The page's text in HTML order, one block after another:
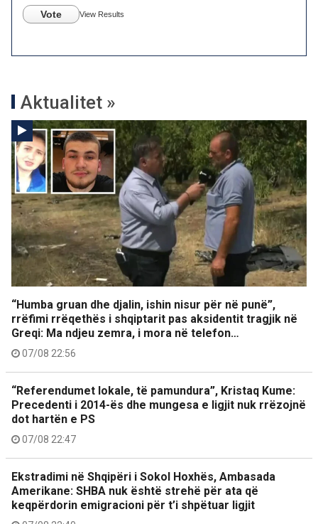
Vote View Results
Aktualitet »
“Humba gruan dhe djalin, ishin nisur për në punë”,
rrëfimi rrëqethës i shqiptarit pas aksidentit tragjik në
Greqi: Ma ndjeu zemra, i mora në telefon…
07/08 22:56
“Referendumet lokale, të pamundura”, Kristaq Kume:
Precedenti i 2014-ës dhe mungesa e ligjit nuk rrëzojnë
dot hartën e PS
07/08 22:47
Ekstradimi në Shqipëri i Sokol Hoxhës, Ambasada
Amerikane: SHBA nuk është strehë për ata që
keqpërdorin emigracioni për t’i shpëtuar ligjit